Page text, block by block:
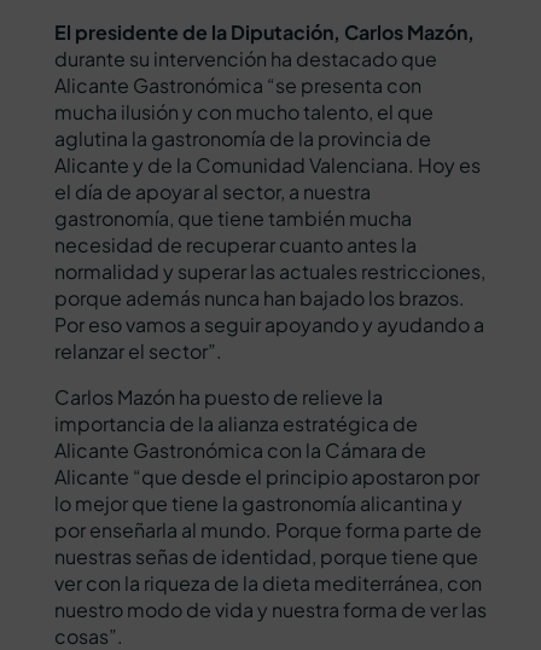
El presidente de la Diputación, Carlos Mazón,
durante su intervención ha destacado que
Alicante Gastronómica “se presenta con
mucha ilusión y con mucho talento, el que
aglutina la gastronomía de la provincia de
Alicante y de la Comunidad Valenciana. Hoy es
el día de apoyar al sector, a nuestra
gastronomía, que tiene también mucha
necesidad de recuperar cuanto antes la
normalidad y superar las actuales restricciones,
porque además nunca han bajado los brazos.
Por eso vamos a seguir apoyando y ayudando a
relanzar el sector”.
Carlos Mazón ha puesto de relieve la
importancia de la alianza estratégica de
Alicante Gastronómica con la Cámara de
Alicante “que desde el principio apostaron por
lo mejor que tiene la gastronomía alicantina y
por enseñarla al mundo. Porque forma parte de
nuestras señas de identidad, porque tiene que
ver con la riqueza de la dieta mediterránea, con
nuestro modo de vida y nuestra forma de ver las
cosas”.